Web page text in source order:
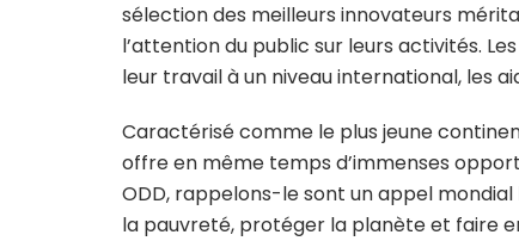
sélection des meilleurs innovateurs
l’attention du public sur leurs activités.
leur travail à un niveau international, les
Caractérisé comme le plus jeune
offre en même temps d’immenses
ODD, rappelons-le sont un appel
la pauvreté, protéger la planète et faire